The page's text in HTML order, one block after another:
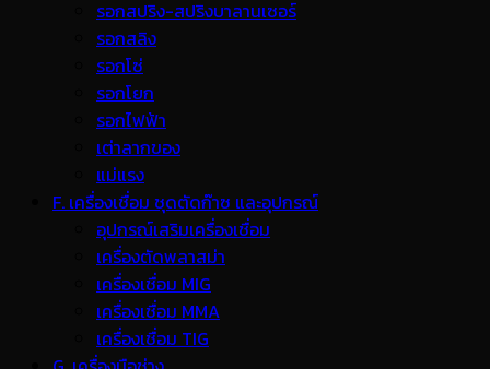
รอกสปริง-สปริงบาลานเซอร์
รอกสลิง
รอกโซ่
รอกโยก
รอกไฟฟ้า
เต่าลากของ
แม่แรง
F. เครื่องเชื่อม ชุดตัดก๊าซ และอุปกรณ์
อุปกรณ์เสริมเครื่องเชื่อม
เครื่องตัดพลาสม่า
เครื่องเชื่อม MIG
เครื่องเชื่อม MMA
เครื่องเชื่อม TIG